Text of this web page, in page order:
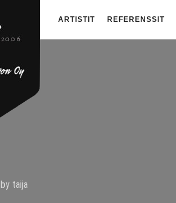
ARTISTIT REFERENSSIT
by taija